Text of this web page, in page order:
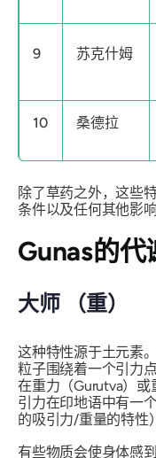
9 苏克什姆
10 桑德拉
除了草药之外，这些
条件以及任何其他影
Gunas的代
大师（重）
这种特性源于土元素
粒子围绕着一个引力
在重力（Gurutva） 或
引力在印地语中有
的吸引力/重量的特性
有些物质会使身体感